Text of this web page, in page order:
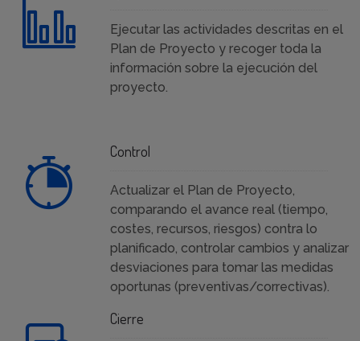
Ejecutar las actividades descritas en el
Plan de Proyecto y recoger toda la
información sobre la ejecución del
proyecto.
Control
Actualizar el Plan de Proyecto,
comparando el avance real (tiempo,
costes, recursos, riesgos) contra lo
planificado, controlar cambios y analizar
desviaciones para tomar las medidas
oportunas (preventivas/correctivas).
Cierre